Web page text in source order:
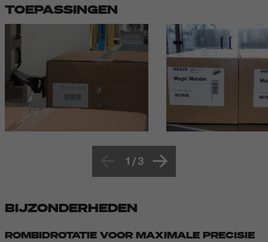
TOEPASSINGEN
1 /3
BIJZONDERHEDEN
ROMBIDROTATIE VOOR MAXIMALE PRECISIE